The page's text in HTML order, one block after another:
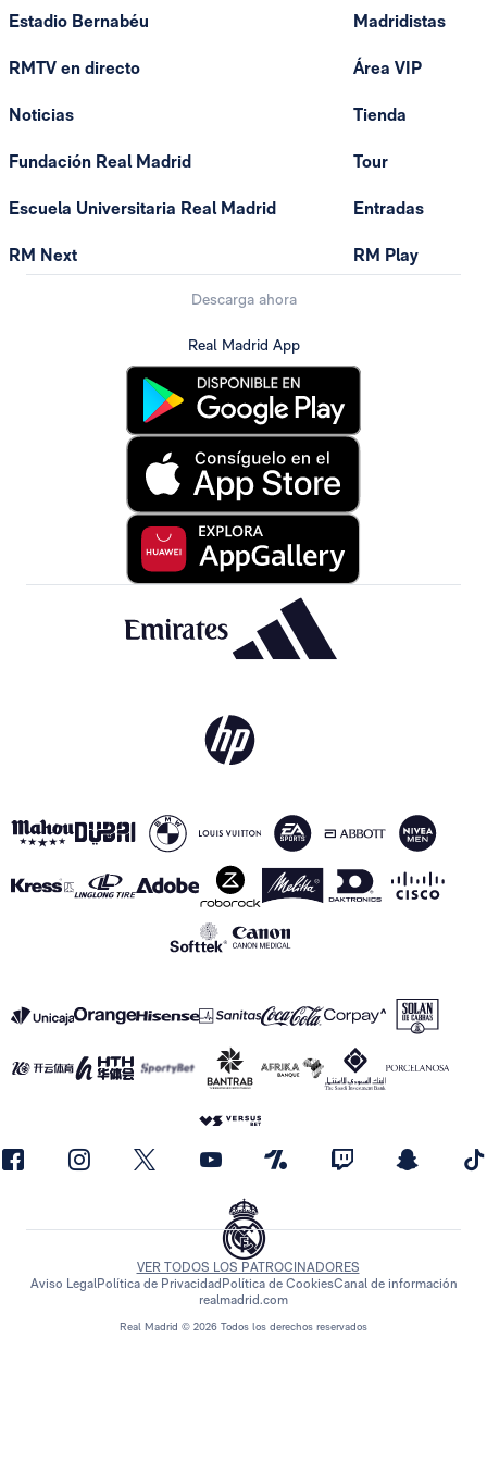
Estadio Bernabéu
RMTV en directo
Noticias
Fundación Real Madrid
Escuela Universitaria Real Madrid
RM Next
Madridistas
Área VIP
Tienda
Tour
Entradas
RM Play
Descarga ahora
Real Madrid App
Real Madrid © 2026 Todos los derechos reservados
VER TODOS LOS PATROCINADORES
Aviso LegalPolítica de Privacidad Política de CookiesCanal de información
realmadrid.com